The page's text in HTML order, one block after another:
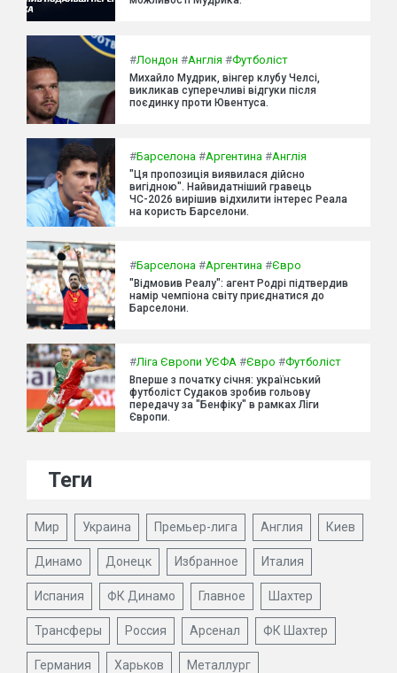
#Лондон #Англія #Футболіст
Михайло Мудрик, вінгер клубу Челсі,
викликав суперечливі відгуки після
поєдинку проти Ювентуса.
#Барселона #Аргентина #Англія
"Ця пропозиція виявилася дійсно
вигідною". Найвидатніший гравець
ЧС-2026 вирішив відхилити інтерес Реала
на користь Барселони.
#Барселона #Аргентина #Євро
"Відмовив Реалу": агент Родрі підтвердив
намір чемпіона світу приєднатися до
Барселони.
#Ліга Європи УЄФА #Євро #Футболіст
Вперше з початку січня: український
футболіст Судаков зробив гольову
передачу за "Бенфіку" в рамках Ліги
Європи.
Теги
Мир Украина Премьер-лига Англия Киев
Динамо Донецк Избранное Италия
Испания ФК Динамо Главное Шахтер
Трансферы Россия Арсенал ФК Шахтер
Германия Харьков Металлург